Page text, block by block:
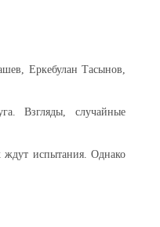
Еркебулан Тасынов,
Взгляды, случайные
испытания. Однако